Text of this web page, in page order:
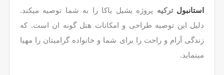
استانبول ترکیه پروژه یشیل یاکا را به شما توصیه میکند.
دلیل این توصیه طراحی و امکانات هتل گونه ان است. که
زندگی آرام و راحت را برای شما و خانواده گرامیتان را مهیا
مینماید.